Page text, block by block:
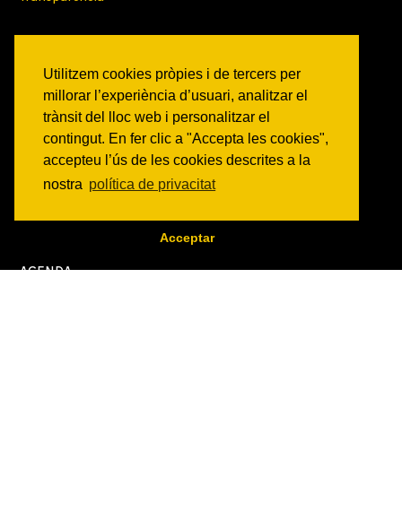
Utilitzem cookies pròpies i de tercers per
millorar l’experiència d’usuari, analitzar el
trànsit del lloc web i personalitzar el
contingut. En fer clic a "Accepta les cookies",
accepteu l’ús de les cookies descrites a la
nostra política de privacitat
Acceptar
TALLERS
Tallers trimestrals
Tallers puntuals
COMISSIONS
Veure totes les comisions
AGENDA